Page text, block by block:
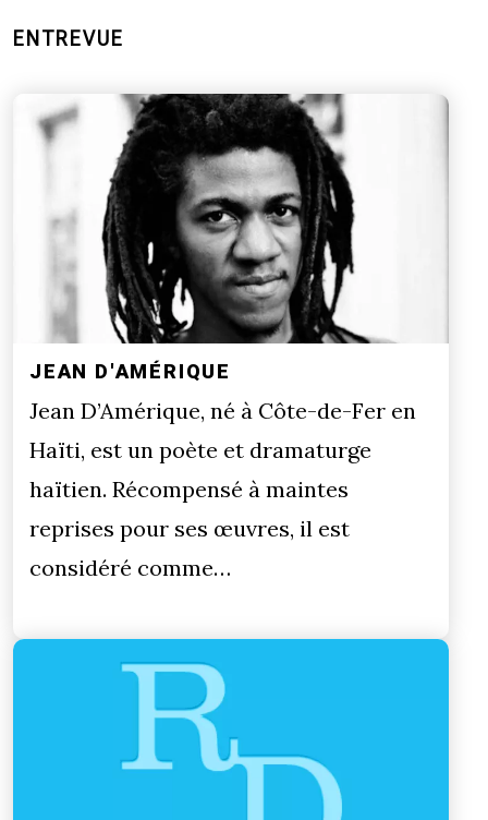
ENTREVUE
JEAN D'AMÉRIQUE
Jean D’Amérique, né à Côte-de-Fer en
Haïti, est un poète et dramaturge
haïtien. Récompensé à maintes
reprises pour ses œuvres, il est
considéré comme…